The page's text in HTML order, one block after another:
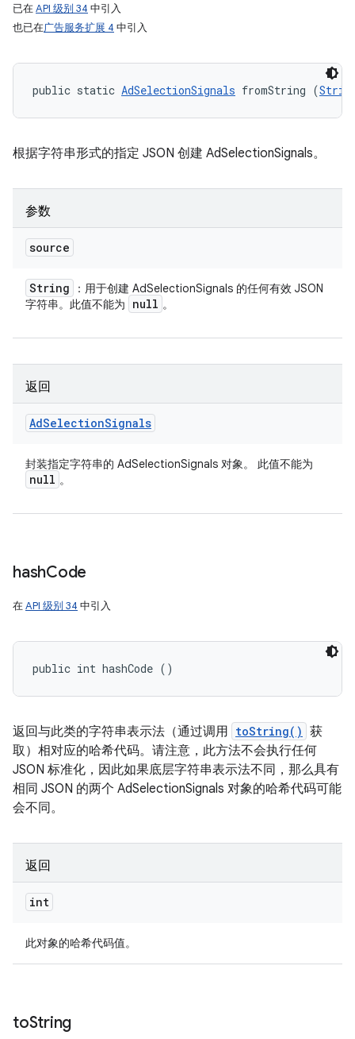
已在API 级别 34 中引入
也已在广告服务扩展 4 中引入
public static AdSelectionSignals fromString (
根据字符串形式的指定 JSON 创建 AdSelectionSignals。
参数
source
String
：用于创建 AdSelectionSignals 的任何有效 JSON
字符串。此值不能为
null 。
返回
AdSelectionSignals
封装指定字符串的 AdSelectionSignals 对象。 此值不能为
null 。
hashCode
在API 级别 34 中引入
public int hashCode ()
返回与此类的字符串表示法（通过调用 toString() 获
取）相对应的哈希代码。请注意，此方法不会执行任何
JSON 标准化，因此如果底层字符串表示法不同，那么具有
相同 JSON 的两个 AdSelectionSignals 对象的哈希代码可能
会不同。
返回
int
此对象的哈希代码值。
toString